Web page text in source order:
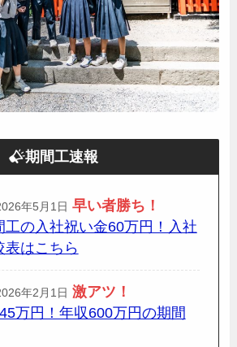
期間工速報
年5月1日 早い者勝ち！
工の入社祝い金60万円！入社
表はこちら
年2月1日 激アツ！
万円！年収600万円の期間